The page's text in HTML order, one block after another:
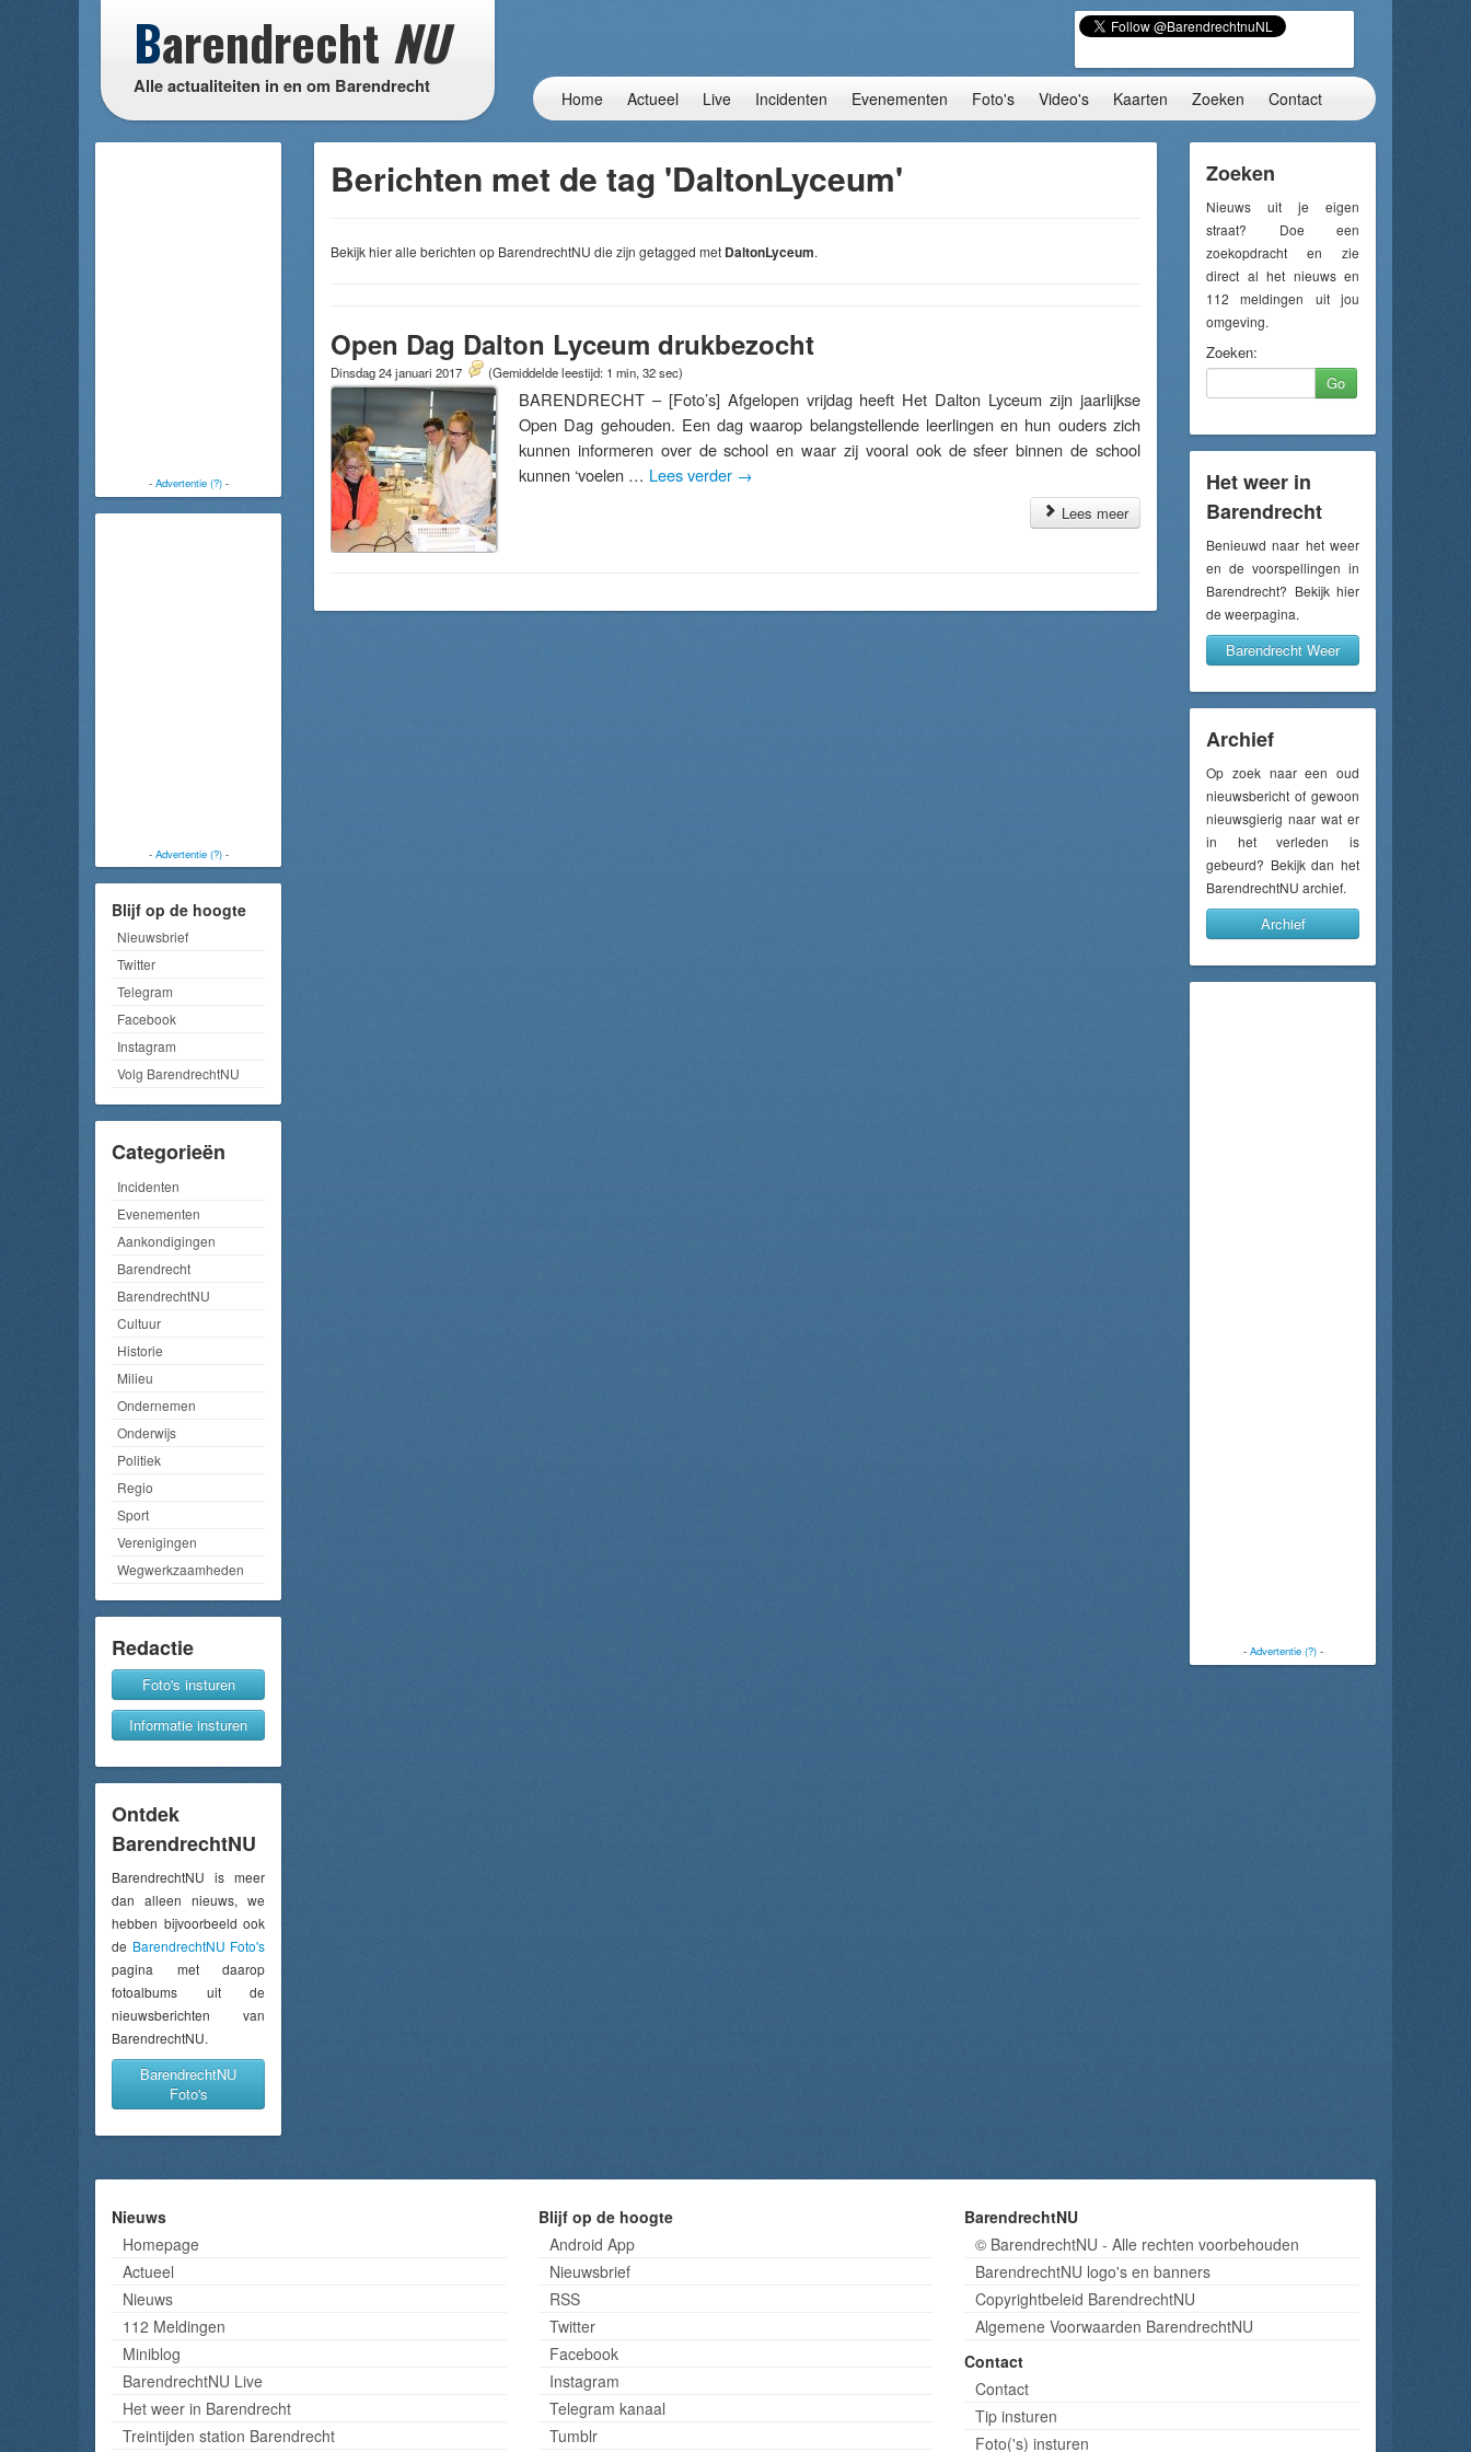
Barendrecht NU
Alle actualiteiten in en om Barendrecht
Home Actueel Live Incidenten Evenementen Foto's Video's Kaarten Zoeken Contact
- Advertentie (?)-
- Advertentie (?)-
Blijf op de hoogte
Nieuwsbrief
Twitter
Telegram
Facebook
Instagram
Volg BarendrechtNU
Categorieën
Incidenten
Evenementen
Aankondigingen
Barendrecht
BarendrechtNU
Cultuur
Historie
Milieu
Ondernemen
Onderwijs
Politiek
Regio
Sport
Verenigingen
Wegwerkzaamheden
Redactie
Foto's insturen
Informatie insturen
Ontdek
BarendrechtNU
BarendrechtNU is meer
dan alleen nieuws, we
hebben bijvoorbeeld ook
de BarendrechtNU Foto's
pagina met daarop
fotoalbums uit de
nieuwsberichten van
BarendrechtNU.
BarendrechtNU
Foto's
Berichten met de tag 'DaltonLyceum'
Bekijk hier alle berichten op BarendrechtNU die zijn getagged met DaltonLyceum.
Open Dag Dalton Lyceum drukbezocht
Dinsdag 24 januari 2017 (Gemiddelde leestijd: 1 min, 32 sec)
BARENDRECHT – [Foto’s] Afgelopen vrijdag heeft Het Dalton Lyceum zijn jaarlijkse
Open Dag gehouden. Een dag waarop belangstellende leerlingen en hun ouders zich
kunnen informeren over de school en waar zij vooral ook de sfeer binnen de school
kunnen ‘voelen … Lees verder →
Lees meer
Zoeken
Nieuws uit je eigen
straat? Doe een
zoekopdracht en zie
direct al het nieuws en
112 meldingen uit jou
omgeving.
Zoeken:
Go
Het weer in
Barendrecht
Benieuwd naar het weer
en de voorspellingen in
Barendrecht? Bekijk hier
de weerpagina.
Barendrecht Weer
Archief
Op zoek naar een oud
nieuwsbericht of gewoon
nieuwsgierig naar wat er
in het verleden is
gebeurd? Bekijk dan het
BarendrechtNU archief.
Archief
- Advertentie (?)-
Nieuws
Homepage
Actueel
Nieuws
112 Meldingen
Miniblog
BarendrechtNU Live
Het weer in Barendrecht
Treintijden station Barendrecht
Blijf op de hoogte
Android App
Nieuwsbrief
RSS
Twitter
Facebook
Instagram
Telegram kanaal
Tumblr
BarendrechtNU
© BarendrechtNU - Alle rechten voorbehouden
BarendrechtNU logo's en banners
Copyrightbeleid BarendrechtNU
Algemene Voorwaarden BarendrechtNU
Contact
Contact
Tip insturen
Foto('s) insturen